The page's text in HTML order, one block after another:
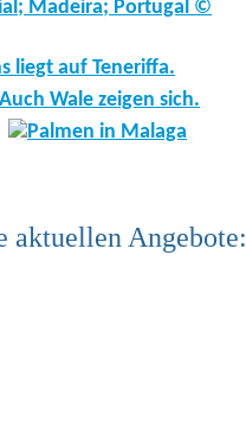
aktuellen Angebote: